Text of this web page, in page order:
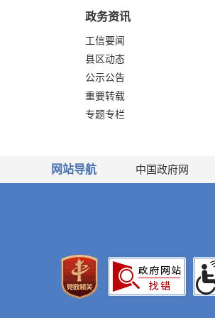
政务资讯
工信要闻
县区动态
公示公告
重要转载
专题专栏
网站导航 中国政府网